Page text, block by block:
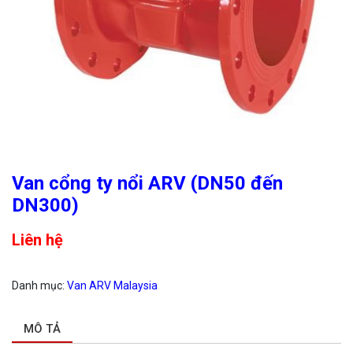
Van cổng ty nổi ARV (DN50 đến
DN300)
Liên hệ
Danh mục: Van ARV Malaysia
MÔ TẢ